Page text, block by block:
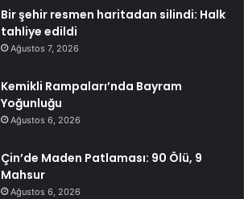
Bir şehir resmen haritadan silindi: Halk
tahliye edildi
Ağustos 7, 2026
Kemikli Rampaları’nda Bayram
Yoğunluğu
Ağustos 6, 2026
Çin’de Maden Patlaması: 90 Ölü, 9
Mahsur
Ağustos 6, 2026